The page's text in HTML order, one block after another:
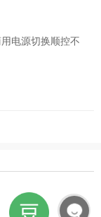
电源切换顺控不